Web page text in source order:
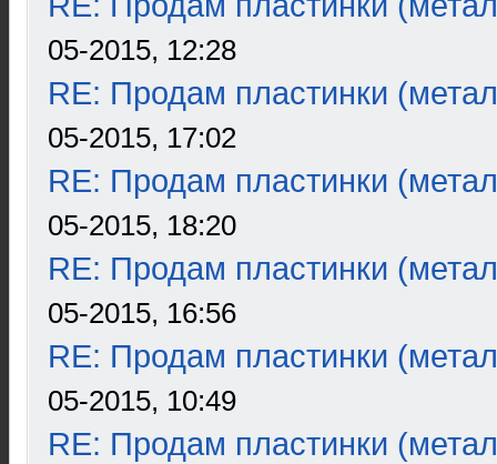
05-2015, 12:28
RE: Продам пластинки
05-2015, 17:02
RE: Продам пластинки
05-2015, 18:20
RE: Продам пластинки
05-2015, 16:56
RE: Продам пластинки
05-2015, 10:49
RE: Продам пластинки